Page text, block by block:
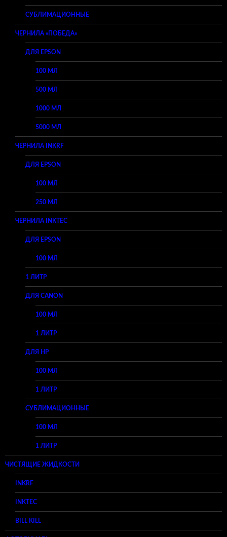
СУБЛИМАЦИОННЫЕ
ЧЕРНИЛА «ПОБЕДА»
ДЛЯ EPSON
100 МЛ
500 МЛ
1000 МЛ
5000 МЛ
ЧЕРНИЛА INKRF
ДЛЯ EPSON
100 МЛ
250 МЛ
ЧЕРНИЛА INKTEC
ДЛЯ EPSON
100 МЛ
1 ЛИТР
ДЛЯ CANON
100 МЛ
1 ЛИТР
ДЛЯ HP
100 МЛ
1 ЛИТР
СУБЛИМАЦИОННЫЕ
100 МЛ
1 ЛИТР
ЧИСТЯЩИЕ ЖИДКОСТИ
INKRF
INKTEC
BILL KILL